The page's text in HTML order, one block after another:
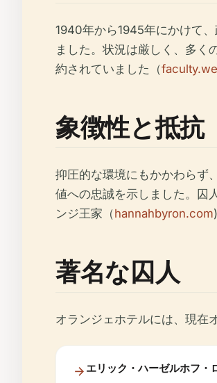
1940年から1945年にかけて
ました。状況は厳しく、多く
約されていました（
象徴性と抵抗
抑圧的な環境にもかかわらず
値への忠誠を示しました。囚
ンジ王家（hannahbyron.com
著名な囚人
オランジェホテルには、現在
エリック・ハーゼルホフ・